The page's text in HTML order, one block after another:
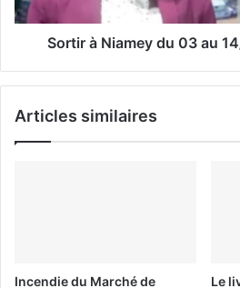
Sortir à Niamey du 03 au
Articles similaires
Incendie du Marché de Le